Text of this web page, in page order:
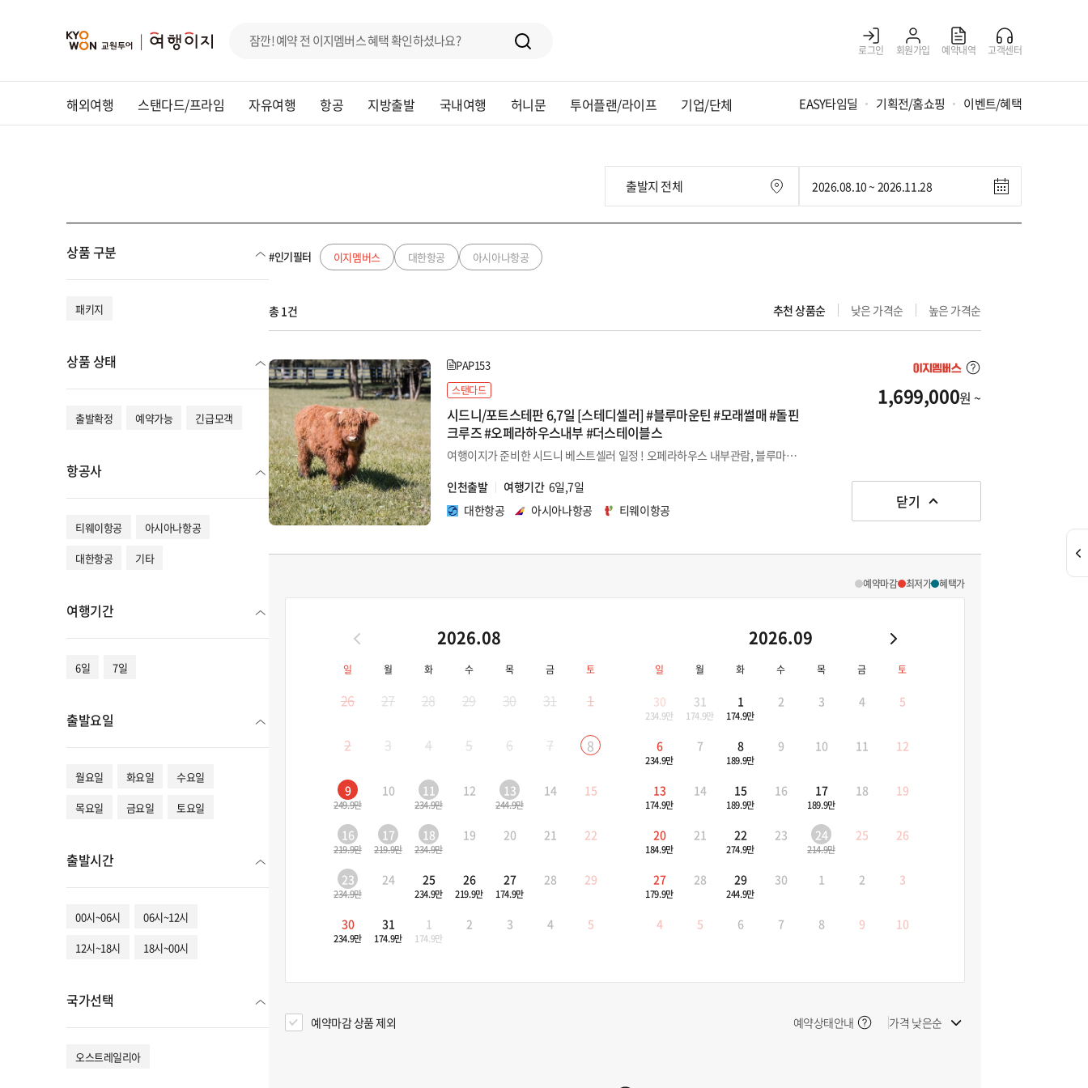
로그인 회원가입 예약내역 고객센터
해외여행 스탠다드/프라임 자유여행 항공 지방출발 국내여행 허니문 투어플랜/라이프 기업/단체 EASY타임딜 기획전/홈쇼핑 이벤트/혜택
상품 구분
패키지
상품 상태
출발확정 예약가능 긴급모객
항공사
티웨이항공
아시아나항공
대한항공
기타
여행기간
6일 7일
출발요일
월요일 화요일
수요일
목요일
금요일 토요일
출발시간
00시~06시
06시~12시
12시~18시
18시~00시
국가선택
오스트레일리아
#인기필터 이지멤버스 대한항공 아시아나항공
총 1건 추천 상품순 낮은 가격순 높은 가격순
PAP153
스탠다드
시드니/포트스테판 6,7일 [스테디셀러] #블루마운틴 #모래썰매 #돌핀
크루즈 #오페라하우스내부 #더스테이블스
여행이지가 준비한 시드니 베스트셀러 일정 ! 오페라하우스 내부관람, 블루마운틴, 새롭게 오픈한 더 스테이블스까지 ! 알차게 즐길 수 있는 시드니 여행 🐬💕
인천출발
여행기간 6일,7일
대한항공
아시아나항공 티웨이항공
1,699,000원 ~
닫기
예약마감 최저가 혜택가
2026.08
일 월 화 수 목 금 토
26 27 28 29 30 31 1
2 3 4 5 6 7 8
9
249.9만
10 11
234.9만
12 13
244.9만
14 15
16
219.9만
17
219.9만
18
234.9만
19 20 21 22
23
234.9만
24 25
234.9만
26
219.9만
27
174.9만
28 29
30
234.9만
31
174.9만
1
174.9만
2 3 4 5
2026.09
일 월 화 수 목 금 토
30
234.9만
31
174.9만
1
174.9만
2 3 4 5
6
234.9만
7 8
189.9만
9 10 11 12
13
174.9만
14 15
189.9만
16 17
189.9만
18 19
20
184.9만
21 22
274.9만
23 24
214.9만
25 26
27
179.9만
28 29
244.9만
30 1 2 3
4 5 6 7 8 9 10
예약마감 상품 제외 예약상태안내
가격 낮은순